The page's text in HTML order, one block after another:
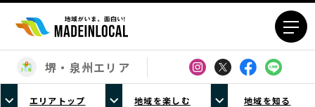
エリアから探す
堺・泉州エリア
エリアトップ 地域を楽しむ 地域を知る